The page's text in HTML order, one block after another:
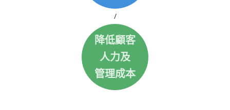
/
降低顧客
人力及
管理成本